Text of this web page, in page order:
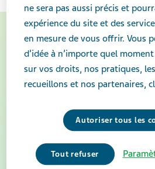
ne sera pas aussi précis et
expérience du site et des
en mesure de vous offrir. Vous
d’idée à n’importe quel
sur vos droits, nos pratiques,
recueillons et nos partenaires,
Autoriser tous les
Tout refuser